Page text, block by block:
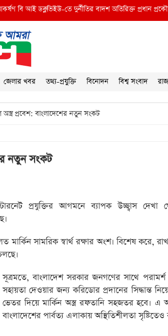
ডব্লুভিইউ-তে দুর্নীতির বাদশ অতিরিক্ত প্রধান প্রকৌশলী বাদশা
জেলার খবর তথ্য-প্রযুক্তি বিনোদন বিশ্ব সংবাদ
প্রবেশ: বাংলাদেশের নতুন সংকট
নতুন সংকট
প্রযুক্তির আগমনে ব্যাপক উচ্ছ্বাস
সামরিক স্বার্থ রক্ষার অংশ। বিশেষ করে,
সূত্রমতে, বাংলাদেশ সরকার জনগণের সাথে
সহায়তা দেওয়ার জন্য করিডোর প্রদানের সিদ্ধান্ত
ভেতর দিয়ে মার্কিন অস্ত্র রফতানি সহজতর হবে। এ
বাংলাদেশের পার্বত্য এলাকায় অস্থিতিশীলতা